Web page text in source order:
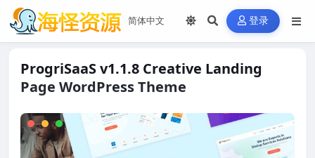
登录
ProgriSaaS v1.1.8 Creative Landing
Page WordPress Theme